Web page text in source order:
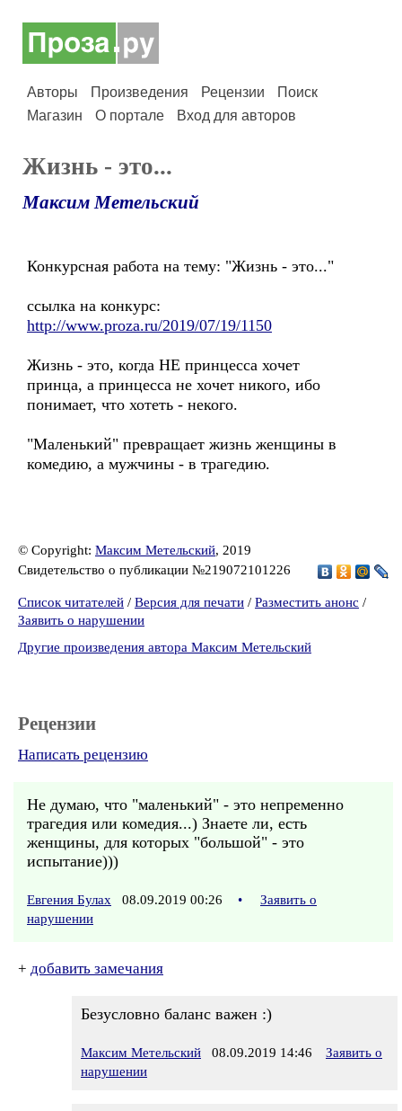
Авторы Произведения Рецензии
Поиск
Магазин
О портале Вход для авторов
Жизнь - это...
Максим Метельский
Конкурсная работа на тему: "Жизнь - это..."
ссылка на конкурс:
http://www.proza.ru/2019/07/19/1150
Жизнь - это, когда НЕ принцесса хочет
принца, а принцесса не хочет никого, ибо
понимает, что хотеть - некого.
"Маленький" превращает жизнь женщины в
комедию, а мужчины - в трагедию.
© Copyright: Максим Метельский, 2019
Свидетельство о публикации №219072101226
Список читателей / Версия для печати / Разместить анонс /
Заявить о нарушении
Другие произведения автора Максим Метельский
Рецензии
Написать рецензию
Не думаю, что "маленький" - это непременно
трагедия или комедия...) Знаете ли, есть
женщины, для которых "большой" - это
испытание)))
Евгения Булах 08.09.2019 00:26 •
Заявить о
нарушении
+ добавить замечания
Безусловно баланс важен :)
Максим Метельский 08.09.2019 14:46
Заявить о
нарушении